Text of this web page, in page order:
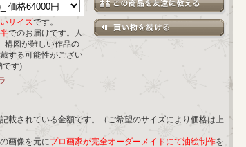
サイズです。
でのお届けです。人
構図が難しい作品の
する可能性がござい
です)
載されている金額です。（ご希望のサイズにより価格は上
画像を元にプロ画家が完全オーダーメイドにて油絵制作を